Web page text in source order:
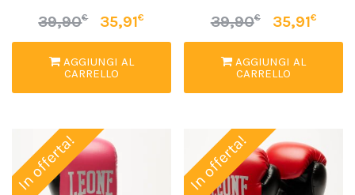
39,90€ 35,91€
AGGIUNGI AL
CARRELLO
39,90€ 35,91€
AGGIUNGI AL
CARRELLO
In offerta! In offerta!